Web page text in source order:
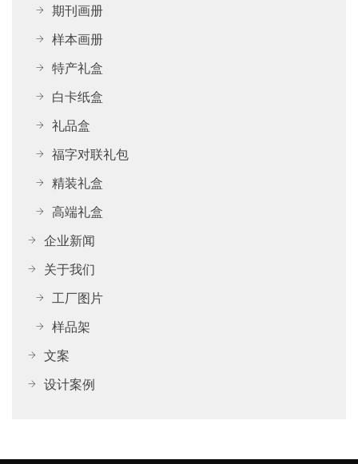
期刊画册
样本画册
特产礼盒
白卡纸盒
礼品盒
福字对联礼包
精装礼盒
高端礼盒
企业新闻
关于我们
工厂图片
样品架
文案
设计案例